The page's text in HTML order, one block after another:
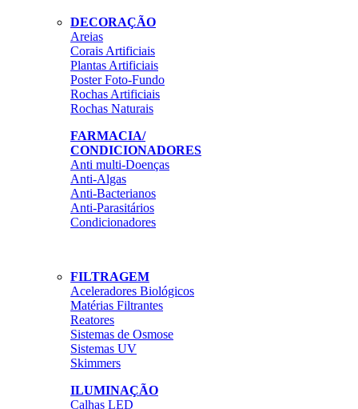
DECORAÇÃO
Areias
Corais Artificiais
Plantas Artificiais
Poster Foto-Fundo
Rochas Artificiais
Rochas Naturais
FARMACIA/
CONDICIONADORES
Anti multi-Doenças
Anti-Algas
Anti-Bacterianos
Anti-Parasitários
Condicionadores
FILTRAGEM
Aceleradores Biológicos
Matérias Filtrantes
Reatores
Sistemas de Osmose
Sistemas UV
Skimmers
ILUMINAÇÃO
Calhas LED